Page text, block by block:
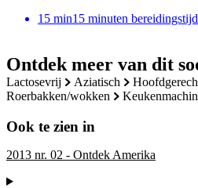
Ontdek meer van dit
lactosevrij aziatisch
roerbakken/wokken
Ook te zien in
2013 nr. 02 - Ontdek Amerika
15 min15 minuten bereidingstijd